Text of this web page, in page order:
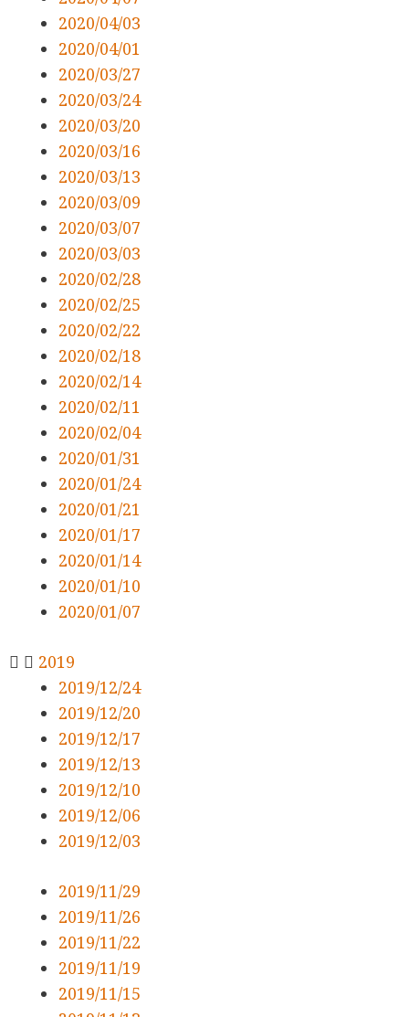
2020/04/03
2020/04/01
2020/03/27
2020/03/24
2020/03/20
2020/03/16
2020/03/13
2020/03/09
2020/03/07
2020/03/03
2020/02/28
2020/02/25
2020/02/22
2020/02/18
2020/02/14
2020/02/11
2020/02/04
2020/01/31
2020/01/24
2020/01/21
2020/01/17
2020/01/14
2020/01/10
2020/01/07
2019
2019/12/24
2019/12/20
2019/12/17
2019/12/13
2019/12/10
2019/12/06
2019/12/03
2019/11/29
2019/11/26
2019/11/22
2019/11/19
2019/11/15